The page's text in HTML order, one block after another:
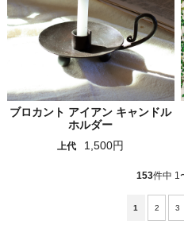
ブロカント アイアン キャンドル
ホルダー
上代 1,500円
153件中 1
1 2 3